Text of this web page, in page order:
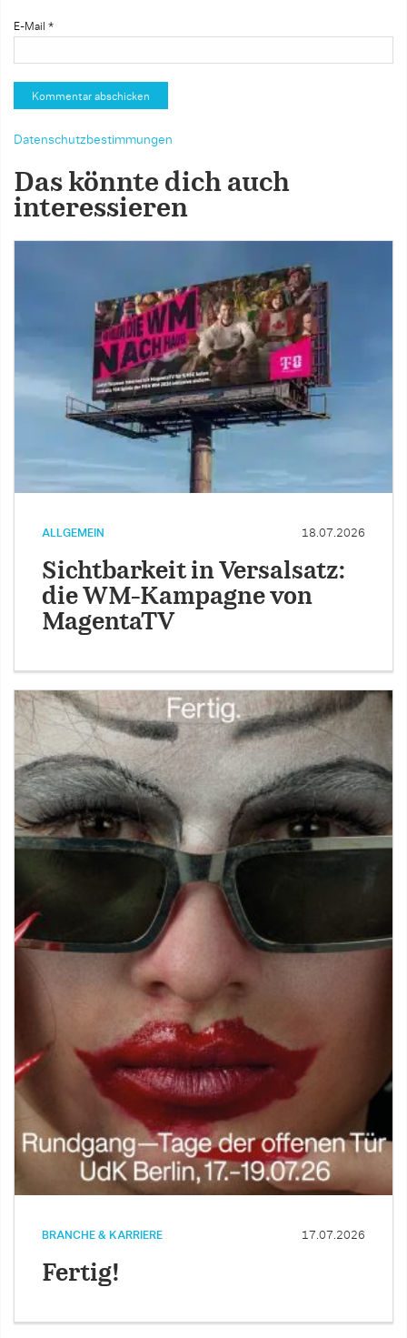
E-Mail *
Datenschutzbestimmungen
Das könnte dich auch
interessieren
ALLGEMEIN 18.07.2026
Sichtbarkeit in Versalsatz:
die WM-Kampagne von
MagentaTV
BRANCHE & KARRIERE 17.07.2026
Fertig!